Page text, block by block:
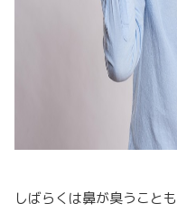
しばらくは鼻が臭うこと